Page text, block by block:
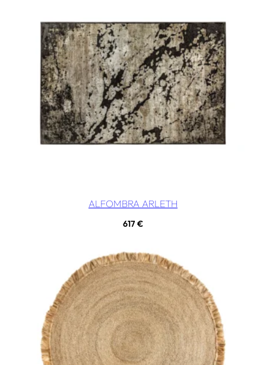
ALFOMBRA ARLETH
617€